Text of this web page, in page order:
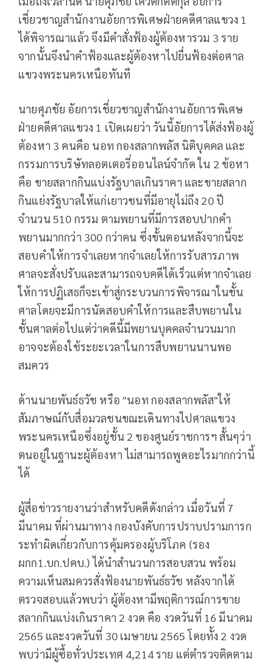
เชี่ยวชาญสำนักงานอัยการพิเศษฝ่ายคดีศาลแขวง 1
ได้พิจารณาแล้ว จึงมีคำสั่งฟ้องผู้ต้องหารวม 3 ราย
จากนั้นจึงนำคำฟ้องและผู้ต้องหาไปยื่นฟ้องต่อศาล
แขวงพระนครเหนือทันที
นายศุภชัย อัยการเชี่ยวชาญสำนักงานอัยการพิเศษ
ฝ่ายคดีศาลแขวง 1 เปิดเผยว่า วันนี้อัยการได้ส่งฟ้องผู้
ต้องหา 3 คนคือ นอท กองสลากพลัส นิติบุคคล และ
กรรมการบริษัทลอตเตอรี่ออนไลน์จำกัด ใน 2 ข้อหา
คือ ขายสลากกินแบ่งรัฐบาลเกินราคา และขายสลาก
กินแย่งรัฐบาลให้แก่เยาวชนที่มีอายุไม่ถึง 20 ปี
จำนวน 510 กรรม ตามพยานที่มีการสอบปากคำ
พยานมากกว่า 300 กว่าคน ซึ่งขั้นตอนหลังจากนี้จะ
สอบคำให้การจำเลยหากจำเลยให้การรับสารภาพ
ศาลจะสั่งปรับและสามารถจบคดีได้เร็วแต่หากจำเลย
ให้การปฏิเสธก็จะเข้าสู่กระบวนการพิจารณาในชั้น
ศาลโดยจะมีการนัดสอบคำให้การและสืบพยานใน
ชั้นศาลต่อไปแต่ว่าคดีนี้มีพยานบุคคลจำนวนมาก
อาจจะต้องใช้ระยะเวลาในการสืบพยานนานพอ
สมควร
ด้านนายพันธ์ธวัช หรือ "นอท กองสลากพลัส"ให้
สัมภาษณ์กับสื่อมวลชนขณะเดินทางไปศาลแขวง
พระนครเหนือซึ่งอยู่ชั้น 2 ของศูนย์ราชการฯ สั้นๆว่า
ตนอยู่ในฐานะผู้ต้องหา ไม่สามารถพูดอะไรมากกว่านี้
ได้
ผู้สื่อข่าวรายงานว่าสำหรับคดีดังกล่าว เมื่อวันที่ 7
มีนาคม ที่ผ่านมาทาง กองบังคับการปราบปรามการก
ระทำผิดเกี่ยวกับการคุ้มครองผู้บริโภค (รอง
ผกก1.บก.ปคบ.) ได้นำสำนวนการสอบสวน พร้อม
ความเห็นสมควรสั่งฟ้องนายพันธ์ธวัช หลังจากได้
ตรวจสอบแล้วพบว่า ผู้ต้องหามีพฤติการณ์การขาย
สลากกินแบ่งเกินราคา 2 งวด คือ งวดวันที่ 16 มีนาคม
2565 และงวดวันที่ 30 เมษายน 2565 โดยทั้ง 2 งวด
พบว่ามีผู้ซื้อทั่วประเทศ 4,214 ราย แต่ตำรวจติดตาม